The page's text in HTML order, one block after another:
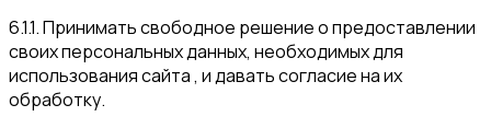
6.1.1. Принимать свободное решение о предоставлении
своих персональных данных, необходимых для
использования сайта , и давать согласие на их
обработку.